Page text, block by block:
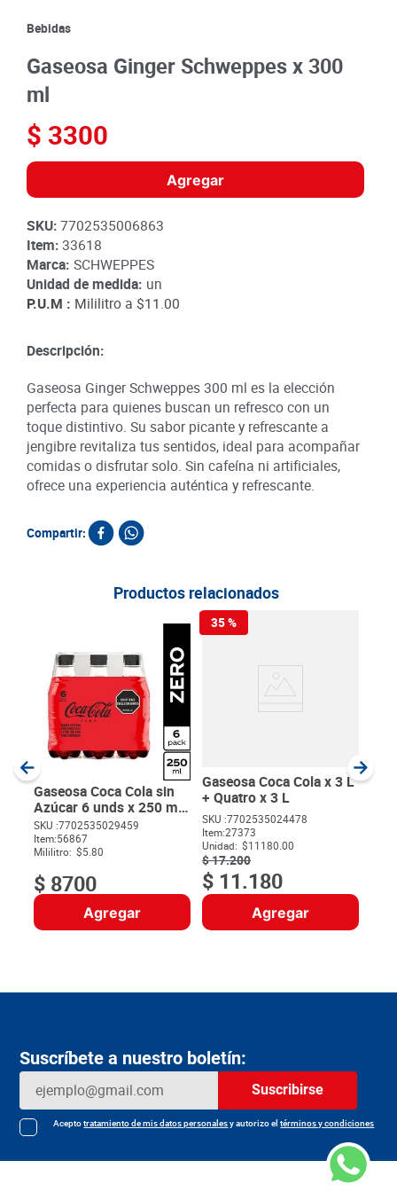
9.
10. papa
Bebidas
Gaseosa Ginger Schweppes x 300
ml
$ 3300
Agregar
SKU:7702535006863
Item:33618
Marca: SCHWEPPES
Unidad de medida: un
P.U.M : Mililitro a $11.00
Descripción:
Gaseosa Ginger Schweppes 300 ml es la elección
perfecta para quienes buscan un refresco con un
toque distintivo. Su sabor picante y refrescante a
jengibre revitaliza tus sentidos, ideal para acompañar
comidas o disfrutar solo. Sin cafeína ni artificiales,
ofrece una experiencia auténtica y refrescante.
Compartir:
Productos relacionados
Gaseosa Coca Cola sin
Azúcar 6 unds x 250 ml
c/u
SKU :7702535029459
Item:56867
Mililitro: $5.80
$ 8700
Agregar
35 %
Gaseosa Coca Cola x 3 L
+ Quatro x 3 L
SKU :7702535024478
Item:27373
Unidad: $11180.00
$17.200
$ 11.180
Agregar
Suscríbete a nuestro boletín:
Suscribirse
Aceptotratamiento de mis datos personalesy autorizo eltérminos y condiciones